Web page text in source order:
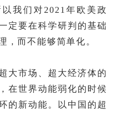
以我们对2021年欧美政
定要在科学研判的基础
，而不能够简单化。
大市场、超大经济体的
在世界动能弱化的时候
的新动能。以中国的超